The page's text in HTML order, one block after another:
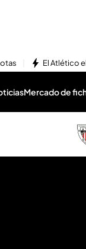
El Atlético
Mercado de